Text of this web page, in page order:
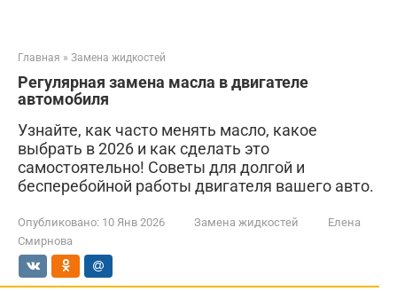
Главная » Замена жидкостей
Регулярная замена масла в двигателе
автомобиля
Узнайте, как часто менять масло, какое
выбрать в 2026 и как сделать это
самостоятельно! Советы для долгой и
бесперебойной работы двигателя вашего авто.
Опубликовано: 10 Янв 2026 Замена жидкостей
Елена
Смирнова